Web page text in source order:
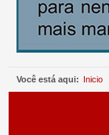
Você está aqui: Inicio